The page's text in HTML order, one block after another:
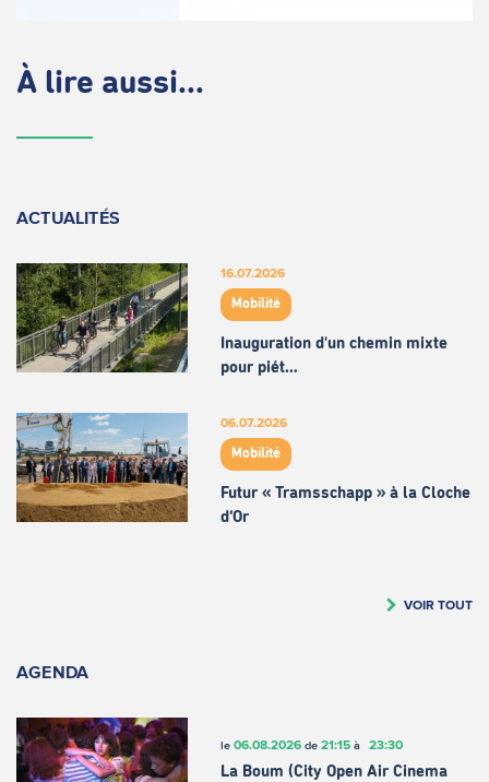
À lire aussi...
ACTUALITÉS
16.07.2026
Mobilité
Inauguration d'un chemin mixte
pour piét…
06.07.2026
Mobilité
Futur « Tramsschapp » à la Cloche
d’Or
VOIR TOUT
AGENDA
le 06.08.2026de 21:15à 23:30
La Boum (City Open Air Cinema